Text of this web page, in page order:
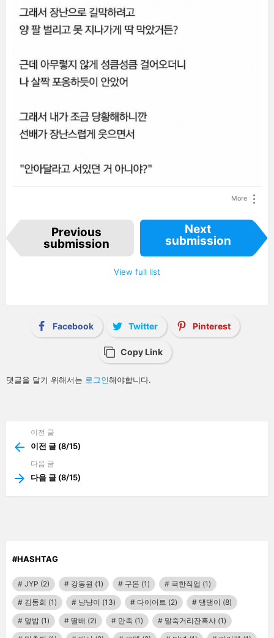
More
t
m
Previous
submission
Next
submission
View full list
Facebook Twitter Pinterest
Copy Link
답
글
댓글을 달기 위해서는 로그인해야합니다.
more
이전 글
이전 글 (8/15)
다음 글
다음 글 (8/15)
#HASHTAG
JYP (2) 강동원 (1) 구몬 (1) 극한직업 (1)
김동희 (1) 냥냥이 (13) 다이어트 (2) 댕댕이 (8)
덮밥 (1) 딸배 (2) 만족 (1) 말죽거리잔혹사 (1)